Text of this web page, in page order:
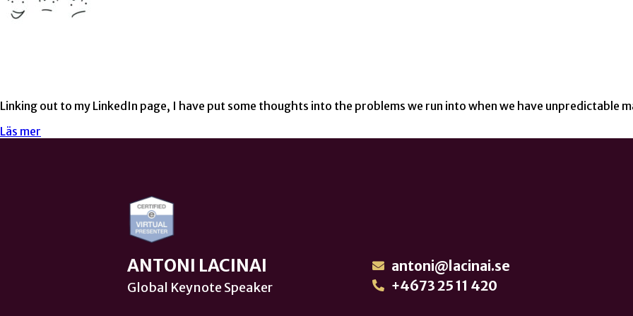
Linking out to my LinkedIn page, I have put some thoughts into the problems we run into when we have unpredictable
Läs mer
ANTONI LACINAI
Global Keynote Speaker
antoni@lacinai.se
+4673 25 11 420